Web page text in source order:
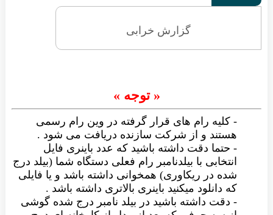
گزارش خرابی
« توجه »
- کلیه رام های قرار گرفته در وین رام رسمی
هستند و از شرکت سازنده دریافت می شود .
- حتما دقت داشته باشید که عدد باینری فایل
انتخابی با بیلدنامبر رام فعلی دستگاه شما (بیلد درج
شده در ریکاوری) همخوانی داشته باشد و یا فایلی
که دانلود میکنید باینری بالاتری داشته باشد .
- دقت داشته باشید در بیلد نامبر درج شده گوشی